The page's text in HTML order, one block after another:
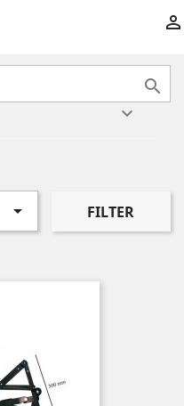



 FILTER